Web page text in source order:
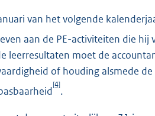
van het volgende
aan de PE-activiteiten die
leerresultaten moet de
of houding alsmede
[4]
.